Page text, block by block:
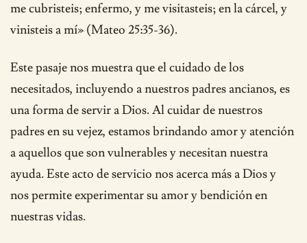
me cubristeis; enfermo, y me visitasteis; en la cárcel, y
vinisteis a mí» (Mateo 25:35-36).
Este pasaje nos muestra que el cuidado de los
necesitados, incluyendo a nuestros padres ancianos, es
una forma de servir a Dios. Al cuidar de nuestros
padres en su vejez, estamos brindando amor y atención
a aquellos que son vulnerables y necesitan nuestra
ayuda. Este acto de servicio nos acerca más a Dios y
nos permite experimentar su amor y bendición en
nuestras vidas.